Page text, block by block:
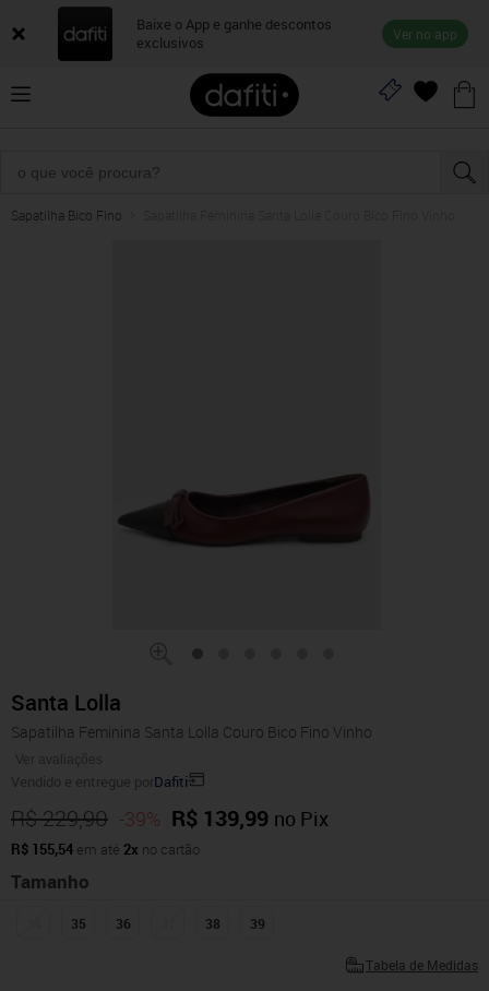
Baixe o App e ganhe descontos
exclusivos
Ver no app
Sapatilha Bico Fino
Santa Lolla
Sapatilha Feminina Santa Lolla Couro Bico Fino Vinho
Ver avaliações
Vendido e entregue porDafiti
R$ 229,90 -39% R$ 139,99 no Pix
R$ 155,54 em até 2x no cartão
Tamanho
35 36 38 39
Tabela de Medidas